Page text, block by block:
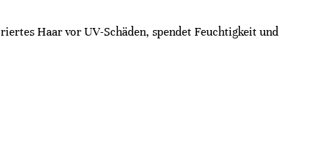
Haar vor UV-Schäden, spendet Feuchtigkeit und